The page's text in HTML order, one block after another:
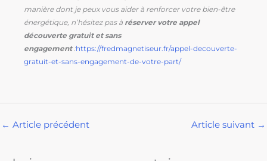
manière dont je peux vous aider à renforcer votre bien-être
énergétique, n’hésitez pas à réserver votre appel
découverte gratuit et sans
engagement:https://fredmagnetiseur.fr/appel-decouverte-
gratuit-et-sans-engagement-de-votre-part/
← Article précédent Article suivant →